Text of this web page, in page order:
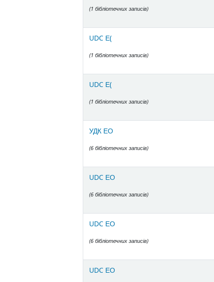
(1 бібліотечних записів)
UDC Е(
(1 бібліотечних записів)
UDC Е(
(1 бібліотечних записів)
УДК ЕО
(6 бібліотечних записів)
UDC ЕО
(6 бібліотечних записів)
UDC ЕО
(6 бібліотечних записів)
UDC ЕО